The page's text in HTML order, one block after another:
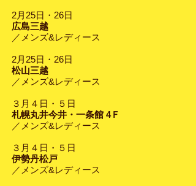
2月25日・26日
広島三越
／メンズ&レディース
2月25日・26日
松山三越
／メンズ&レディース
３月４日・５日
札幌丸井今井・一条館 4Ｆ
／メンズ&レディース
３月４日・５日
伊勢丹松戸
／メンズ&レディース